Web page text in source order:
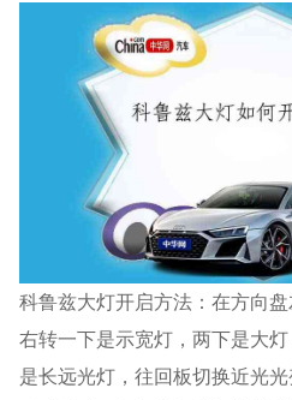
科鲁兹大灯开启方法：在方向
右转一下是示宽灯，两下是大
是长远光灯，往回板切换近光